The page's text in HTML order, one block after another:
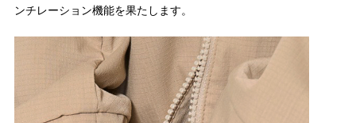
ンチレーション機能を果たします。